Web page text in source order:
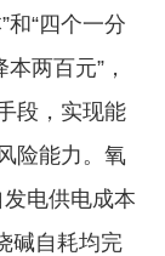
和“四个一分
两百元”，
段，实现能
险能力。氧
电供电成本
碱自耗均完